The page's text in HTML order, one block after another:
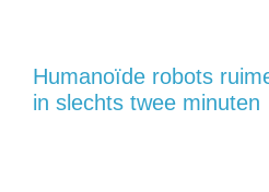
Humanoïde robots
in slechts twee minuten